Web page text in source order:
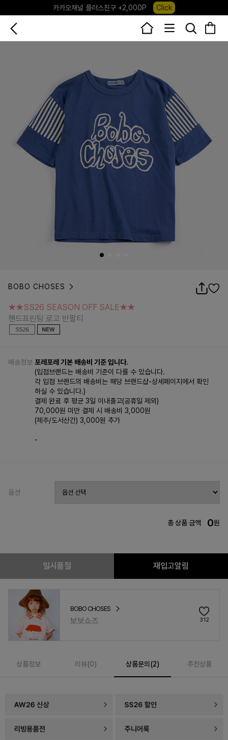
카카오채널 플러스친구 +2,000P
Click
포레포레 앱 다운로드 +3,000P
Down
BOBO CHOSES
핸드프린팅 로고 반팔티
★★SS26 SEASON OFF SALE★★
핸드프린팅 로고 반팔티
배송정보 포레포레 기본 배송비 기준 입니다.
(입점브랜드는 배송비 기준이 다를 수 있습니다.
각 입점 브랜드의 배송비는 해당 브랜드샵-상세페이지에서 확인
하실 수 있습니다.)
결제 완료 후 평균 3일 이내출고(공휴일 제외)
70,000원 미만 결제 시 배송비 3,000원
(제주/도서산간) 3,000원 추가
-
옵션
총 상품 금액 0원
일시품절 재입고알림
BOBO CHOSES
보보쇼즈 312
상품정보 리뷰(0) 상품문의(2) 추천상품